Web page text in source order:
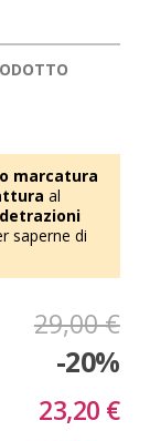
marcatura
al
detrazioni
saperne di
29,00 €
-20%
23,20 €